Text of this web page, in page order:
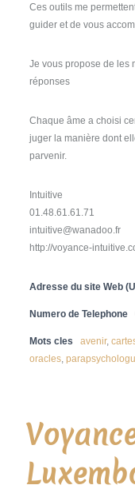
Ces outils me
guider et de vous
Je vous propose de les
réponses
Chaque âme a choisi
juger la manière dont
parvenir.
Intuitive
01.48.61.61.71
intuitive@wanadoo.fr
http://voyance-
Adresse du site Web
Numero de Telephone
Mots cles avenir,
oracles